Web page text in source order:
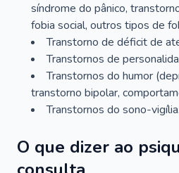
síndrome do pânico,
fobia social, outros tipos de
Transtorno de déficit de
Transtornos de
Transtornos do humor
transtorno bipolar,
Transtornos do sono-vigília.
O que dizer ao